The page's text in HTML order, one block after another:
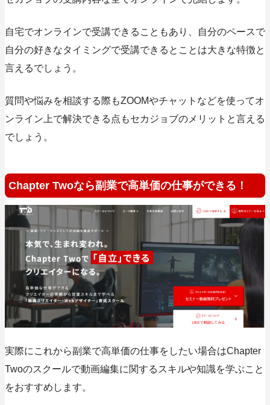
自宅でオンラインで受講できることもあり、自分のペースで
自分の好きなタイミングで受講できるとことは大きな特徴と
言えるでしょう。
質問や悩みを相談する際もZOOMやチャットなどを使ってオ
ンライン上で解決できる点もセカジョブのメリットと言える
でしょう。
Chapter Twoなら副業で高単価の仕事ができる！
実際にこれから副業で高単価の仕事をしたい場合はChapter
Twoのスクールで動画編集に関するスキルや知識を学ぶこと
をおすすめします。